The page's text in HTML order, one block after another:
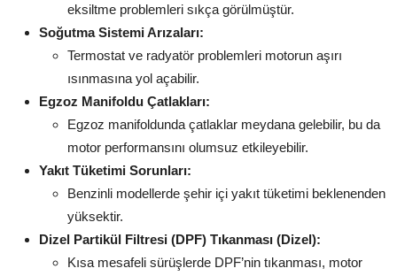
eksiltme problemleri sıkça görülmüştür.
Soğutma Sistemi Arızaları:
Termostat ve radyatör problemleri motorun aşırı
ısınmasına yol açabilir.
Egzoz Manifoldu Çatlakları:
Egzoz manifoldunda çatlaklar meydana gelebilir, bu da
motor performansını olumsuz etkileyebilir.
Yakıt Tüketimi Sorunları:
Benzinli modellerde şehir içi yakıt tüketimi beklenenden
yüksektir.
Dizel Partikül Filtresi (DPF) Tıkanması (Dizel):
Kısa mesafeli sürüşlerde DPF’nin tıkanması, motor